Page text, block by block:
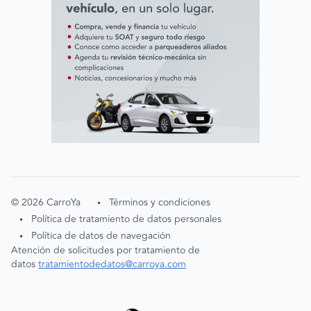
©2026 CarroYa • Términos y condiciones
• Política de tratamiento de datos personales
•
Política de datos de navegación
Atención de solicitudes por tratamiento de
datostratamientodedatos@carroya.com